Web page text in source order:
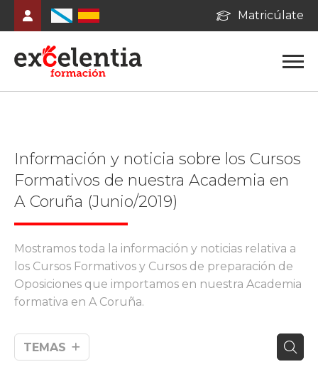
Matricúlate
Información y noticia sobre los Cursos
Formativos de nuestra Academia en
A Coruña (Junio/2019)
Mostramos toda la información y noticias relativa a
los Cursos Formativos y Cursos de preparación de
Oposiciones que importamos en nuestra Academia
formativa en A Coruña.
TEMAS